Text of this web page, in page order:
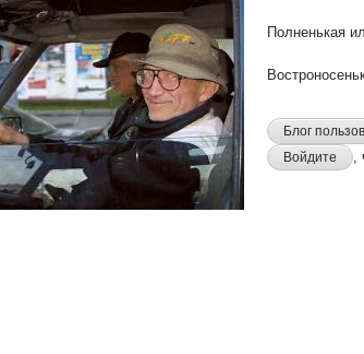
Полненькая
Блог
Войдите